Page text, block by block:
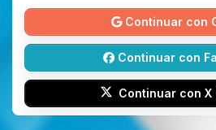
Continuar con
Continuar con
Continuar con X